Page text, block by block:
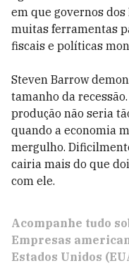
em que governos
muitas ferramentas
fiscais e políticas
Steven Barrow
tamanho da
produção não seria
quando a economia
mergulho.
cairia mais do que
com ele.
Acompanhe tudo
Empresas
Estados Unidos